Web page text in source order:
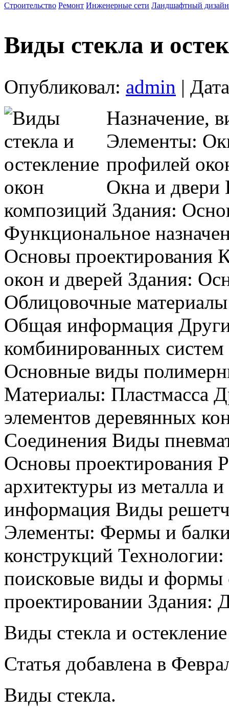
Строительство Ремонт Инженерные сети Ландшафтный дизайн
Виды стекла и
Опубликовал: admin |
Назначение,
Элементы:
профилей
Окна и двери
композиций Здания:
Функциональное
Основы проектирования
окон и дверей Здания:
Облицовочные
Общая информация
комбинированных
Основные виды
Материалы: Пластмасса
элементов деревянных
Соединения Виды
Основы проектирования
архитектуры из металла
информация Виды
Элементы: Фермы и
конструкций
поисковые виды и формы
проектировании Здания:
Виды стекла и
Статья добавлена в
Виды стекла.